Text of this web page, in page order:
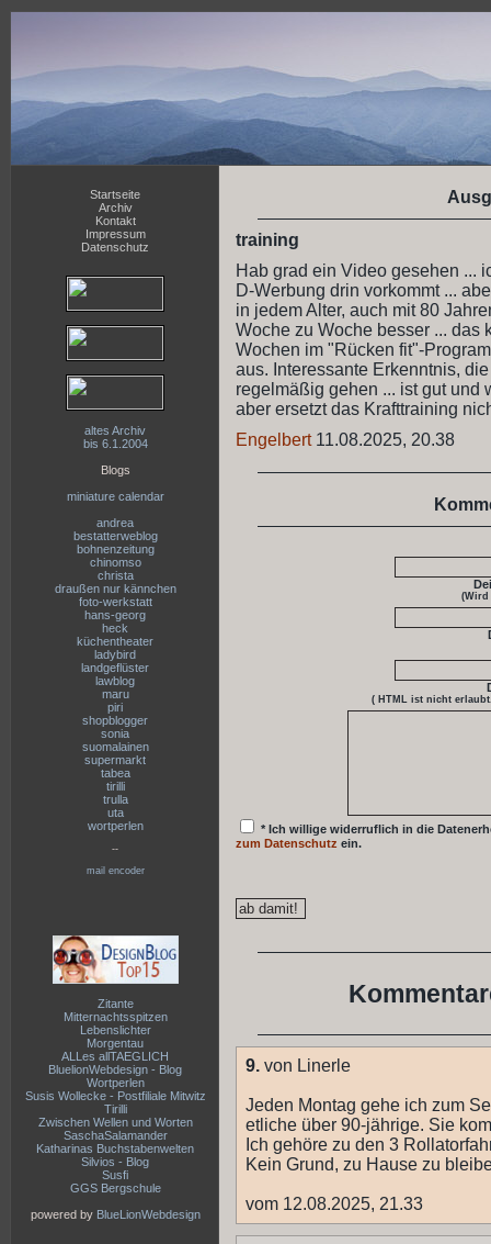
Startseite
Archiv
Kontakt
Impressum
Datenschutz
altes Archiv
bis 6.1.2004
Blogs
miniature calendar
andrea
bestatterweblog
bohnenzeitung
chinomso
christa
draußen nur kännchen
foto-werkstatt
hans-georg
heck
küchentheater
ladybird
landgeflüster
lawblog
maru
piri
shopblogger
sonia
suomalainen
supermarkt
tabea
tirilli
trulla
uta
wortperlen
--
mail encoder
Zitante
Mitternachtsspitzen
Lebenslichter
Morgentau
ALLes allTAEGLICH
BluelionWebdesign - Blog
Wortperlen
Susis Wollecke - Postfiliale Mitwitz
Tirilli
Zwischen Wellen und Worten
SaschaSalamander
Katharinas Buchstabenwelten
Silvios - Blog
Susfi
GGS Bergschule
powered by BlueLionWebdesign
training
Hab grad ein Video gesehen ...
D-Werbung drin vorkommt ...
in jedem Alter, auch mit 80
Woche zu Woche besser ... das
Wochen im "Rücken fit"-
aus. Interessante Erkenntnis,
regelmäßig gehen ... ist gut und
aber ersetzt das Krafttraining
Engelbert11.08.2025, 20.38
(Wird
( HTML ist nicht
* Ich willige widerruflich in die
zum Datenschutz ein.
9. von Linerle
Jeden Montag gehe ich zum
etliche über 90-jährige. Sie
Ich gehöre zu den 3
Kein Grund, zu Hause zu
vom 12.08.2025, 21.33